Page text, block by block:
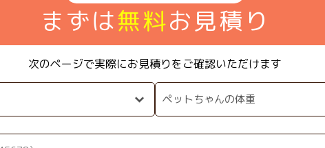
まずは無料お見積り
次のページで実際にお見積りをご確認いただけます